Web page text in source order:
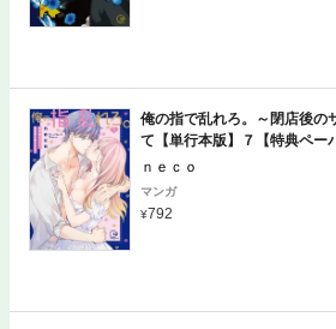
俺の指で乱れろ。～閉店後の
て【単行本版】７【特典ペー
ｎｅｃｏ
マンガ
792